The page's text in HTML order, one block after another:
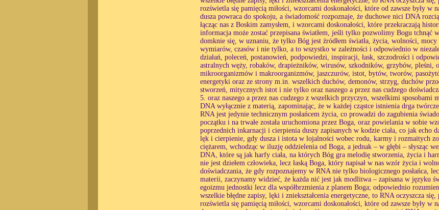
rozświetla się pamięcią miłości, wzorcami doskonałości, które od zawsze były w
dusza powraca do spokoju, a świadomość rozpoznaje, że duchowe nici DNA
łącząc nas z Boskim zamysłem, i wzorcami doskonałości, które przekraczają
informacja może zostać przepisana światłem, jeśli tylko pozwolimy Bogu tchnąć
domknie się, w uznaniu, że tylko Bóg jest źródłem światła, życia, wolności,
wymiarów, czasów i nie tylko, a to wszystko w zależności i odpowiednio w
działań, poleceń, postanowień, podpowiedzi, inspiracji, łask, szczodrości i
astralnych węży, robaków, drapieżników, wirusów, szkodników, grzybów, pleśni,
mikroorganizmów i makroorganizmów, jaszczurów, istot, bytów, tworów,
energetyki oraz ze strony m.in. wszelkich duchów, demonów, strzyg, duchów
stworzeń, mitycznych istot i nie tylko oraz naszego a przez nas cudzego
5. oraz naszego a przez nas cudzego z wszelkich przyczyn, wszelkimi
DNA wyłącznie z materią, zapominając, że w każdej cząstce istnienia drga
RNA jest jedynie technicznym posłańcem życia, co prowadzi do zagubienia
początku i na trwałe została uruchomiona przez Boga, oraz powielania w sobie
poprzednich inkarnacji i cierpienia duszy zapisanych w kodzie ciała, co jak echo
lęk i cierpienie, gdy dusza i istota w lojalności wobec rodu, karmy i rozmaitych
ciężarem, wchodząc w iluzję oddzielenia od Boga, a jednak – w głębi – słysząc
DNA, które są jak harfy ciała, na których Bóg gra melodię stworzenia, życia i
nie jest dziełem człowieka, lecz łaską Boga, który napisał w nas wzór życia i
doświadczania, że gdy rozpoznajemy w RNA nie tylko biologicznego posłańca,
materii, zaczynamy widzieć, że każda nić jest jak modlitwa – zapisana w języku
egoizmu jednostki lecz dla współbrzmienia z planem Boga; odpowiednio
wszelkie błędne zapisy, lęki i zniekształcenia energetyczne, to RNA oczyszcza
rozświetla się pamięcią miłości, wzorcami doskonałości, które od zawsze były w